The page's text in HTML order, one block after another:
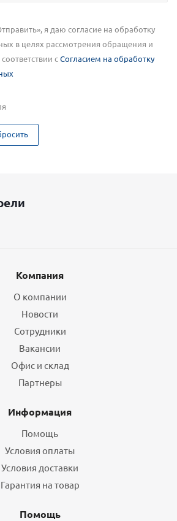
я даю согласие на обработку
в целях рассмотрения обращения и
сСогласием на обработку
Компания
О компании
Новости
Сотрудники
Вакансии
Офис и склад
Партнеры
Информация
Помощь
Условия оплаты
Условия доставки
Гарантия на товар
Помощь